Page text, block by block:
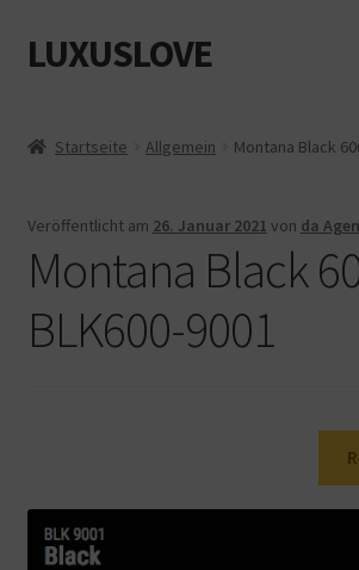
Zur
Navigation
Zum
Inhalt
LUXUSLOVE
Warenkorb
Startseite Allgemein Montana Black
Veröffentlicht am 26. Januar 2021 von da
Montana Black
BLK600-9001